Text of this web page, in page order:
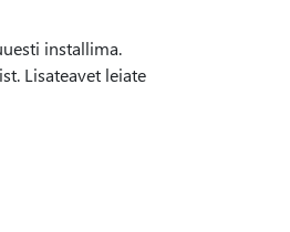
installima.
Lisateavet leiate